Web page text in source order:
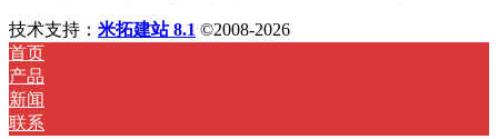
技术支持： 米拓建站 8.1 ©2008-2026
首页
产品
新闻
联系